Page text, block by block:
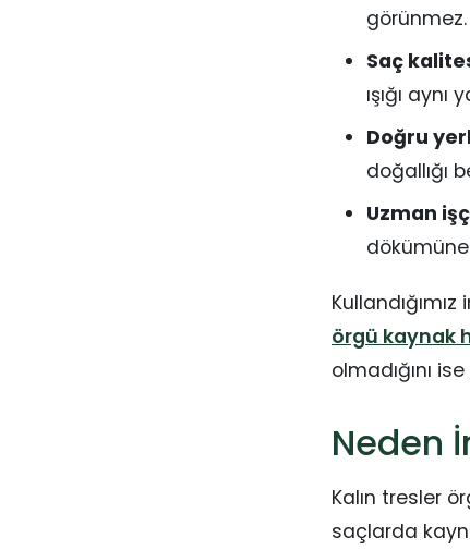
görünmez.
Saç
ışığı aynı
Doğru
doğallığı
Uzman
örgü kaynak
olmadığını ise
Neden
Kalın tresler
saçlarda